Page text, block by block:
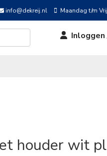
info@dekreij.nl Maandag t/m
houder wit